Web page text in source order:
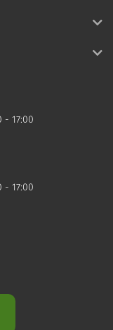
- 17:00
- 17:00